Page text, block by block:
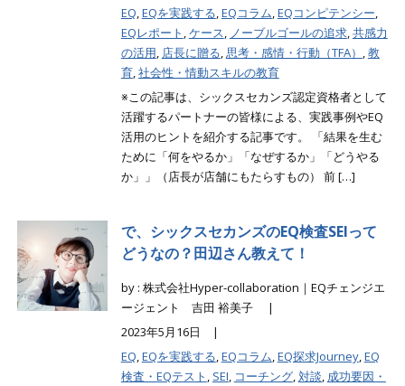
EQ,EQを実践する,EQコラム,EQコンピテンシー,
EQレポート ,ケース, ノーブルゴールの追求,共感力
の活用, 店長に贈る,思考・感情・行動（TFA） ,教
育,社会性・情動スキルの教育
※この記事は、シックスセカンズ認定資格者として
活躍するパートナーの皆様による、実践事例やEQ
活用のヒントを紹介する記事です。 「結果を生む
ために「何をやるか」「なぜするか」「どうやる
か」」（店長が店舗にもたらすもの） 前 […]
で、シックスセカンズのEQ検査SEIって
どうなの？田辺さん教えて！
by : 株式会社Hyper-collaboration｜EQチェンジエ
ージェント 吉田 裕美子 |
2023年5月16日 |
EQ,EQを実践する,EQコラム,EQ探求Journey,EQ
検査・EQテスト , SEI, コーチング,対談, 成功要因・